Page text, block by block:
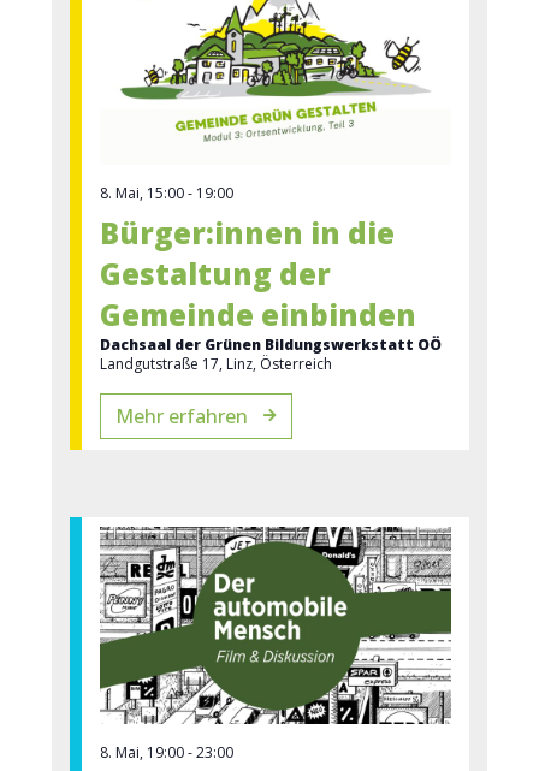
8. Mai, 15:00- 19:00
Bürger:innen in die
Gestaltung der
Gemeinde einbinden
Dachsaal der Grünen Bildungswerkstatt OÖ
Landgutstraße 17, Linz, Österreich
Mehr erfahren
8. Mai, 19:00-23:00